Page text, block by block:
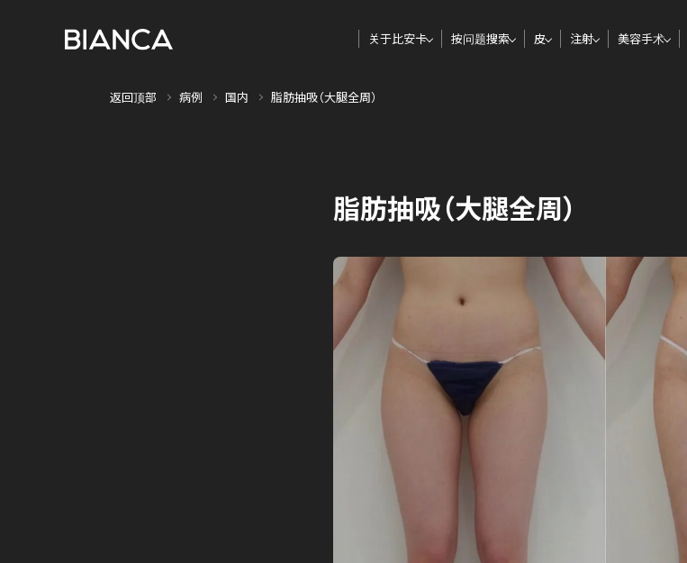
关于比安卡 按问题搜索 皮 注射 美容手术
返回顶部 病例 国内 脂肪抽吸（大腿全周）
脂肪抽吸（大腿全周）